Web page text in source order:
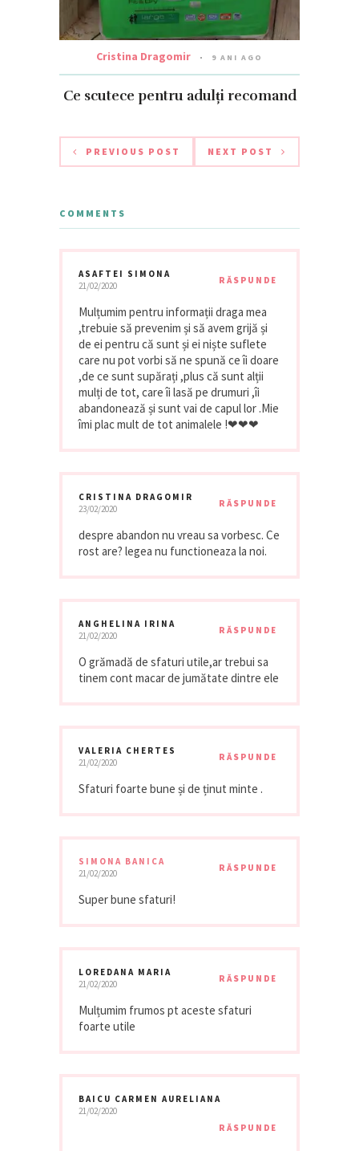
Cristina Dragomir 9 ANI AGO
Ce scutece pentru adulți recomand
PREVIOUS POST NEXT POST
COMMENTS
ASAFTEI SIMONA
21/02/2020
RĂSPUNDE
Mulțumim pentru informații draga mea
,trebuie să prevenim și să avem grijă și
de ei pentru că sunt și ei niște suflete
care nu pot vorbi să ne spună ce îi doare
,de ce sunt supărați ,plus că sunt alții
mulți de tot, care îi lasă pe drumuri ,îi
abandonează și sunt vai de capul lor .Mie
îmi plac mult de tot animalele !❤❤❤
CRISTINA DRAGOMIR
23/02/2020
RĂSPUNDE
despre abandon nu vreau sa vorbesc. Ce
rost are? legea nu functioneaza la noi.
ANGHELINA IRINA
21/02/2020
RĂSPUNDE
O grămadă de sfaturi utile,ar trebui sa
tinem cont macar de jumătate dintre ele
VALERIA CHERTES
21/02/2020
RĂSPUNDE
Sfaturi foarte bune și de ținut minte .
SIMONA BANICA
21/02/2020
RĂSPUNDE
Super bune sfaturi!
LOREDANA MARIA
21/02/2020
RĂSPUNDE
Mulțumim frumos pt aceste sfaturi
foarte utile
BAICU CARMEN AURELIANA
21/02/2020
RĂSPUNDE